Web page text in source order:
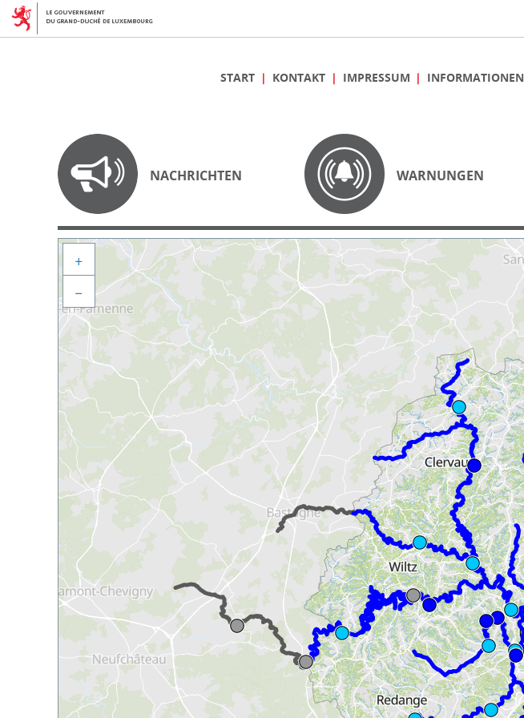
START KONTAKT IMPRESSUM INFORMATIONEN
NACHRICHTEN WARNUNGEN
+
−